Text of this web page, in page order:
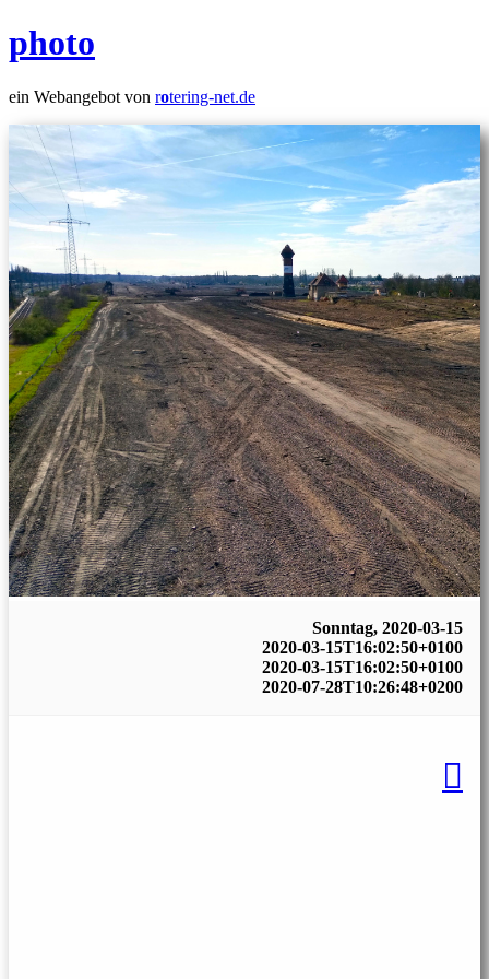
photo
ein Webangebot von rotering-net.de
Sonntag, 2020-03-15
2020-03-15T16:02:50+0100
2020-03-15T16:02:50+0100
2020-07-28T10:26:48+0200
